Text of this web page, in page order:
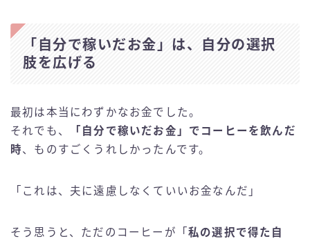
「自分で稼いだお金」は、自分の選択
肢を広げる
最初は本当にわずかなお金でした。
それでも、
「自分で稼いだお金」でコーヒーを飲んだ
時、ものすごくうれしかったんです。
「これは、夫に遠慮しなくていいお金なんだ」
そう思うと、ただのコーヒーが「 私の選択で得た自